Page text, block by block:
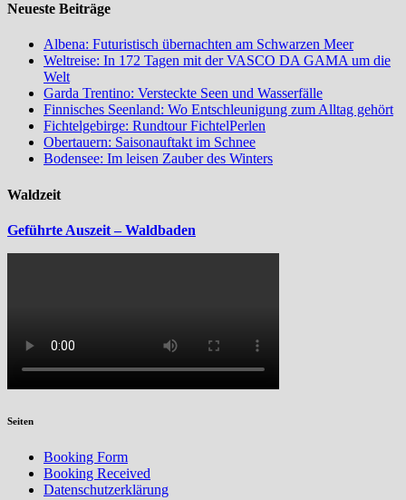
Neueste Beiträge
Albena: Futuristisch übernachten am Schwarzen Meer
Weltreise: In 172 Tagen mit der VASCO DA GAMA um die
Welt
Garda Trentino: Versteckte Seen und Wasserfälle
Finnisches Seenland: Wo Entschleunigung zum Alltag gehört
Fichtelgebirge: Rundtour FichtelPerlen
Obertauern: Saisonauftakt im Schnee
Bodensee: Im leisen Zauber des Winters
Waldzeit
Geführte Auszeit – Waldbaden
Seiten
Booking Form
Booking Received
Datenschutzerklärung